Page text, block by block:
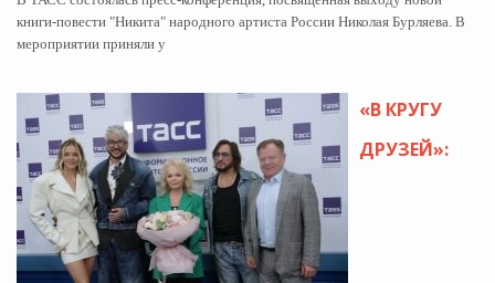
книги-повести "Никита" народного артиста России Николая Бурляева. В
мероприятии приняли у
«В КРУГУ
ДРУЗЕЙ»: